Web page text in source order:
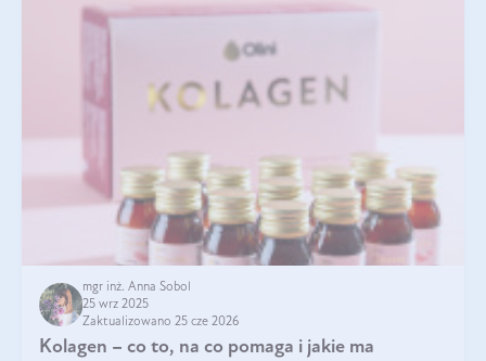
mgr inż. Anna Sobol
25 wrz 2025
Zaktualizowano 25 cze 2026
Kolagen – co to, na co pomaga i jakie ma